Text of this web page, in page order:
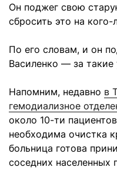
Он поджег свою
сбросить это на
По его словам, и он
Василенко — за такие
Напомним, недавно в
гемодиализное
около 10-ти
необходима очистка
больница готова
соседних населенных